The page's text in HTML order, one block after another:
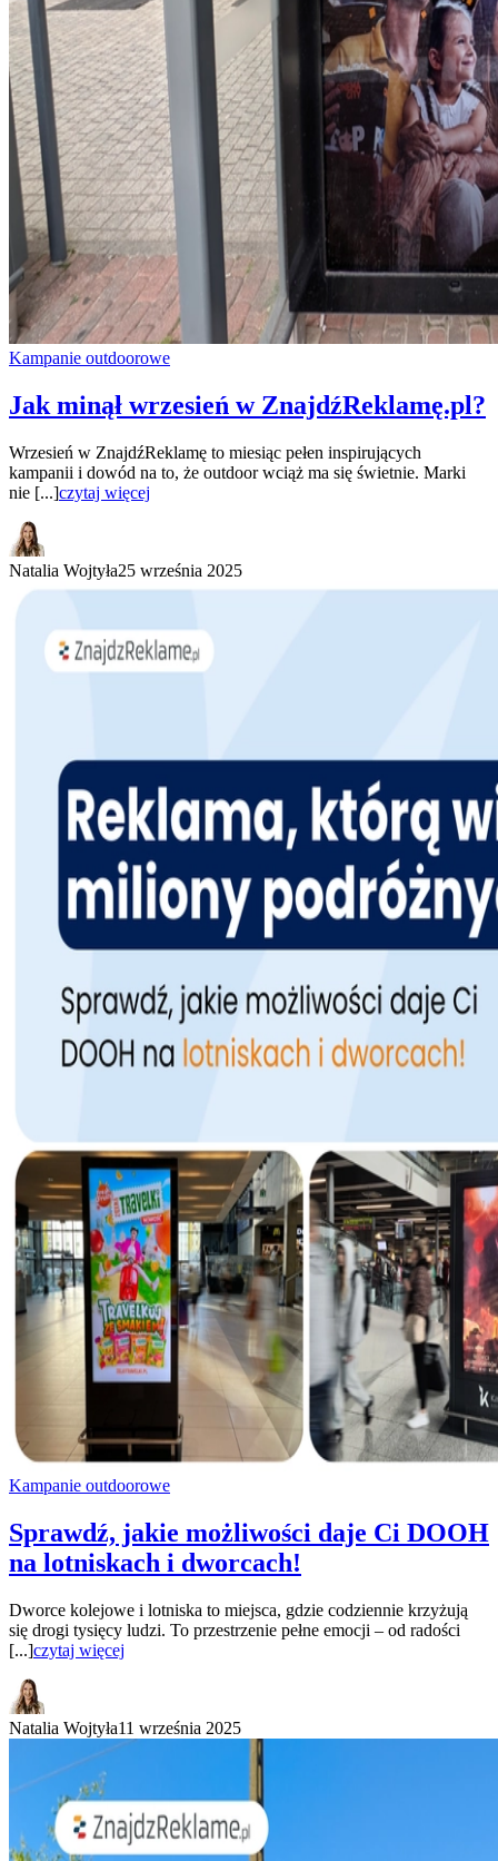
Kampanie outdoorowe
Jak minął wrzesień w ZnajdźReklamę.pl?
Wrzesień w ZnajdźReklamę to miesiąc pełen inspirujących
kampanii i dowód na to, że outdoor wciąż ma się świetnie. Marki
nie [...]czytaj więcej
Natalia Wojtyła25 września 2025
Kampanie outdoorowe
Sprawdź, jakie możliwości daje Ci DOOH
na lotniskach i dworcach!
Dworce kolejowe i lotniska to miejsca, gdzie codziennie krzyżują
się drogi tysięcy ludzi. To przestrzenie pełne emocji – od radości
[...]czytaj więcej
Natalia Wojtyła11 września 2025